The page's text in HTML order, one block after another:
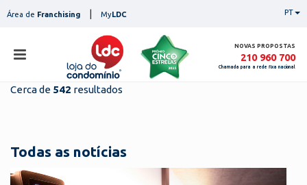
toÁrea de Franchising MyLDC PT
NOVAS PROPOSTAS
210 960 700
Chamada para a rede fixa nacional
Cerca de 542 resultados
Todas as notícias